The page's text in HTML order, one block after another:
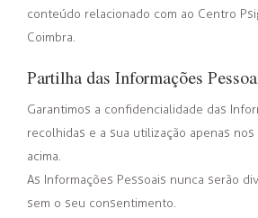
conteúdo relacionado com ao Centro
Coimbra.
Partilha das Informações
Garantimos a confidencialidade das
recolhidas e a sua utilização apenas
acima.
As Informações Pessoais nunca serão
sem o seu consentimento.